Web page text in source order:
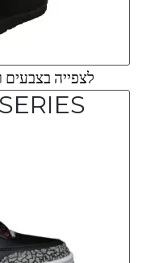
לצפייה